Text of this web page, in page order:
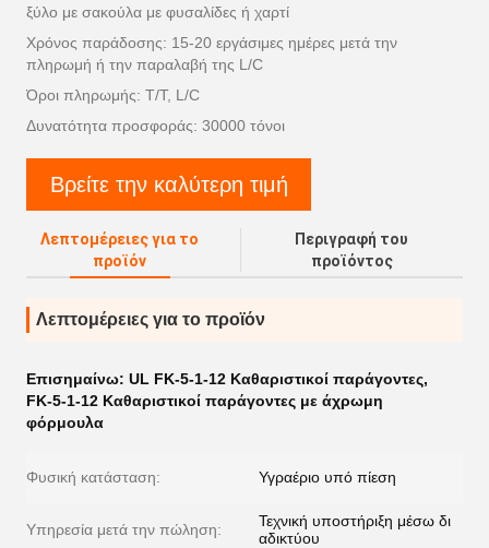
ξύλο με σακούλα με φυσαλίδες ή χαρτί
Χρόνος παράδοσης: 15-20 εργάσιμες ημέρες μετά την
πληρωμή ή την παραλαβή της L/C
Όροι πληρωμής: T/T, L/C
Δυνατότητα προσφοράς: 30000 τόνοι
Βρείτε την καλύτερη τιμή
Λεπτομέρειες για το
προϊόν
Περιγραφή του
προϊόντος
Λεπτομέρειες για το προϊόν
Επισημαίνω: UL FK-5-1-12 Καθαριστικοί παράγοντες,
FK-5-1-12 Καθαριστικοί παράγοντες με άχρωμη
φόρμουλα
Φυσική κατάσταση: Υγραέριο υπό πίεση
Υπηρεσία μετά την πώληση:
Τεχνική υποστήριξη μέσω δι
αδικτύου